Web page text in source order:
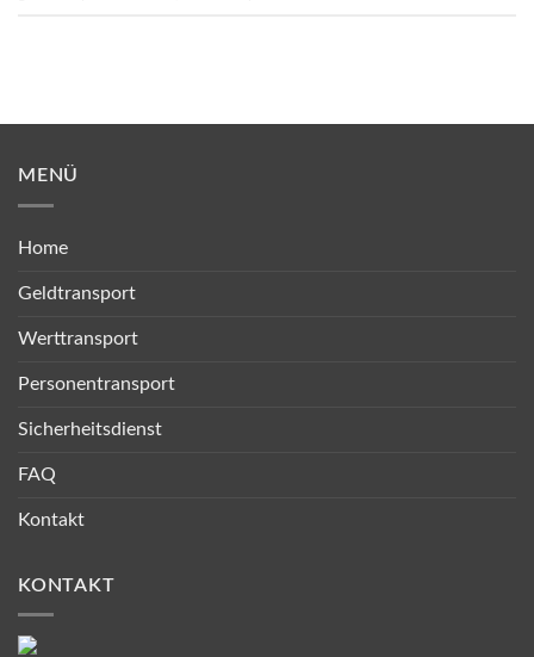
MENÜ
Home
Geldtransport
Werttransport
Personentransport
Sicherheitsdienst
FAQ
Kontakt
KONTAKT